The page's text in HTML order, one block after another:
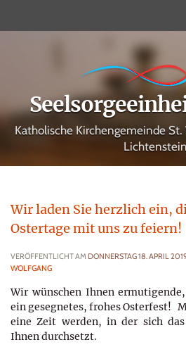
Katholische Kirchengemeinde
Wir laden Sie herzlich ein,
Ostertage mit uns zu feiern!
VERÖFFENTLICHT AM DONNERSTAG 18. APRIL
WOLFGANG
Wir wünschen Ihnen
ein gesegnetes, frohes Osterfest!
eine Zeit werden, in der sich
Ihnen durchsetzt.